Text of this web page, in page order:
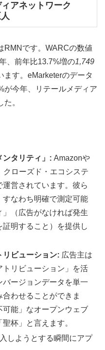
アネットワーク
RMNです。WARCの数値
、前年比13.7%増の1,749
ます。eMarketerのデータ
が今年、リテールメディア
た。
ンタリティ」: Amazonや
クローズド・エコシステ
営されています。彼ら
なわち明確で測定可能
（広告がなければ発生
明すること）を提供し
リビューション: 広告主は
トリビューション」を活
ージョンデータを単一
わせることができま
能」なオープンウェブ
杯」と言えます。
しようとする瞬間にアプ